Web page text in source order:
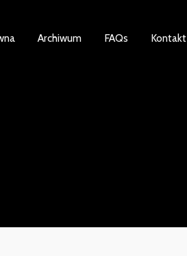
Archiwum FAQs Kontakt